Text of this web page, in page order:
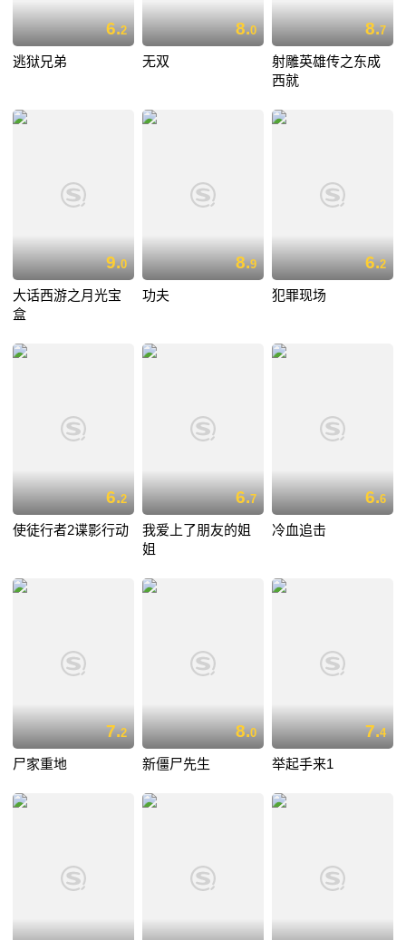
6.2
逃狱兄弟
8.0
无双
8.7
射雕英雄传之东成
西就
9.0
大话西游之月光宝
盒
8.9
功夫
6.2
犯罪现场
6.2
使徒行者2谍影行动
6.7
我爱上了朋友的姐
姐
6.6
冷血追击
7.2
尸家重地
8.0
新僵尸先生
7.4
举起手来1